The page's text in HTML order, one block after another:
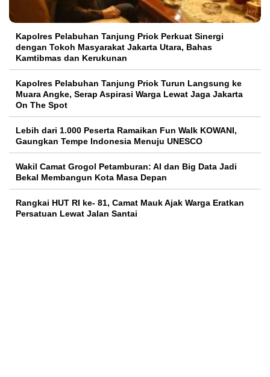
Kapolres Pelabuhan Tanjung Priok Perkuat Sinergi
dengan Tokoh Masyarakat Jakarta Utara, Bahas
Kamtibmas dan Kerukunan
Kapolres Pelabuhan Tanjung Priok Turun Langsung ke
Muara Angke, Serap Aspirasi Warga Lewat Jaga Jakarta
On The Spot
Lebih dari 1.000 Peserta Ramaikan Fun Walk KOWANI,
Gaungkan Tempe Indonesia Menuju UNESCO
Wakil Camat Grogol Petamburan: AI dan Big Data Jadi
Bekal Membangun Kota Masa Depan
Rangkai HUT RI ke- 81, Camat Mauk Ajak Warga Eratkan
Persatuan Lewat Jalan Santai